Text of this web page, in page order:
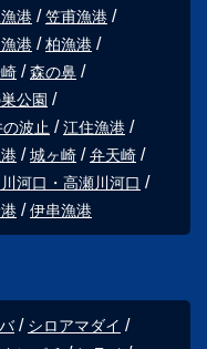
港
笠甫漁港
港
柏漁港
森の鼻
公園
波止
江住漁港
城ヶ崎
弁天崎
河口・高瀬川河口
伊串漁港
シロアマダイ